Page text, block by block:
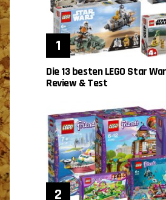
Die 13 besten LEGO Star
Review & Test